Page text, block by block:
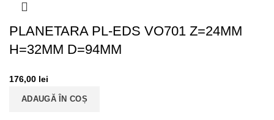
PLANETARA PL-EDS VO701 Z=24MM
H=32MM D=94MM
176,00 lei
ADAUGĂ ÎN COȘ